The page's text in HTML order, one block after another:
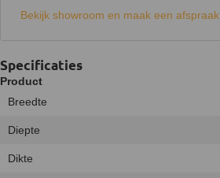
Bekijk showroom en maak een afspraak
Specificaties
Product
Breedte
Diepte
Dikte